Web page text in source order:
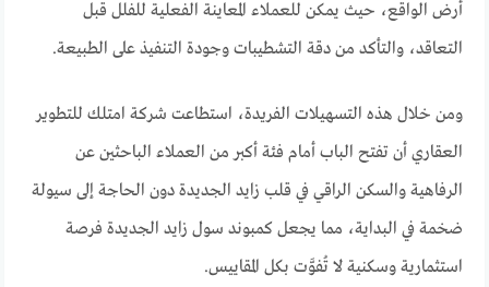
أرض الواقع، حيث يمكن للعملاء المعاينة الفعلية للفلل قبل
التعاقد، والتأكد من دقة التشطيبات وجودة التنفيذ على الطبيعة.
ومن خلال هذه التسهيلات الفريدة، استطاعت شركة امتلك للتطوير
العقاري أن تفتح الباب أمام فئة أكبر من العملاء الباحثين عن
الرفاهية والسكن الراقي في قلب زايد الجديدة دون الحاجة إلى سيولة
ضخمة في البداية، مما يجعل كمبوند سول زايد الجديدة فرصة
استثمارية وسكنية لا تُفوَّت بكل المقاييس.